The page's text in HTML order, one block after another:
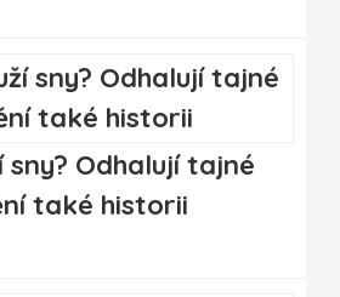
sny? Odhalují tajné
také historii